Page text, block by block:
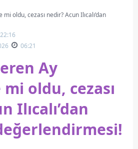
oldu, cezası nedir? Acun Ilıcalı’dan
22:16
06:21
Ay
oldu, cezası
Ilıcalı’dan